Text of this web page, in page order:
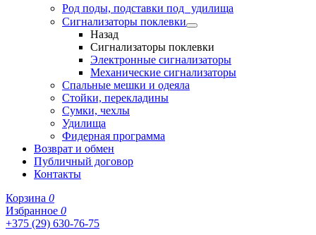
Род поды, подставки под удилища
Сигнализаторы поклевки
Назад
Сигнализаторы поклевки
Электронные сигнализаторы
Механические сигнализаторы
Спальные мешки и одеяла
Стойки, перекладины
Сумки, чехлы
Удилища
Фидерная программа
Возврат и обмен
Публичный договор
Контакты
Корзина 0
Избранное 0
+375 (29) 630-76-75